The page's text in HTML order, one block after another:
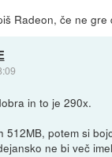
Radeon, če ne gre
in to je 290x.
512MB, potem si
ne bi več